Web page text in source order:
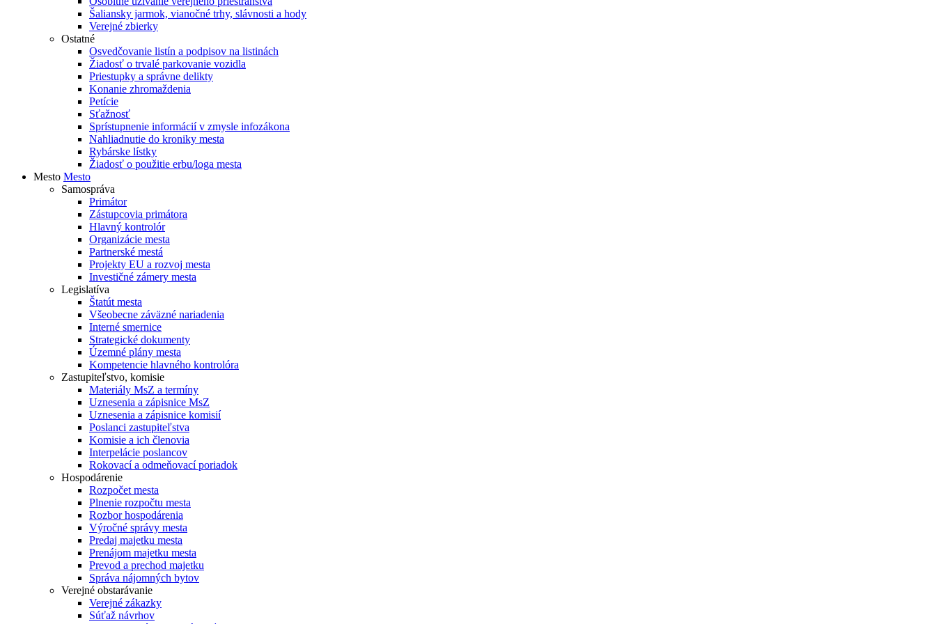
Šaliansky jarmok, vianočné trhy, slávnosti a hody
Verejné zbierky
Ostatné
Osvedčovanie listín a podpisov na listinách
Žiadosť o trvalé parkovanie vozidla
Priestupky a správne delikty
Konanie zhromaždenia
Petície
Sťažnosť
Sprístupnenie informácií v zmysle infozákona
Nahliadnutie do kroniky mesta
Rybárske lístky
Žiadosť o použitie erbu/loga mesta
Mesto Mesto
Samospráva
Primátor
Zástupcovia primátora
Hlavný kontrolór
Organizácie mesta
Partnerské mestá
Projekty EU a rozvoj mesta
Investičné zámery mesta
Legislatíva
Štatút mesta
Všeobecne záväzné nariadenia
Interné smernice
Strategické dokumenty
Územné plány mesta
Kompetencie hlavného kontrolóra
Zastupiteľstvo, komisie
Materiály MsZ a termíny
Uznesenia a zápisnice MsZ
Uznesenia a zápisnice komisií
Poslanci zastupiteľstva
Komisie a ich členovia
Interpelácie poslancov
Rokovací a odmeňovací poriadok
Hospodárenie
Rozpočet mesta
Plnenie rozpočtu mesta
Rozbor hospodárenia
Výročné správy mesta
Predaj majetku mesta
Prenájom majetku mesta
Prevod a prechod majetku
Správa nájomných bytov
Verejné obstarávanie
Verejné zákazky
Súťaž návrhov